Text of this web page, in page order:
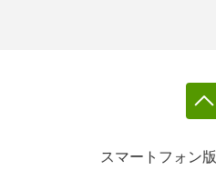
スマートフォン版